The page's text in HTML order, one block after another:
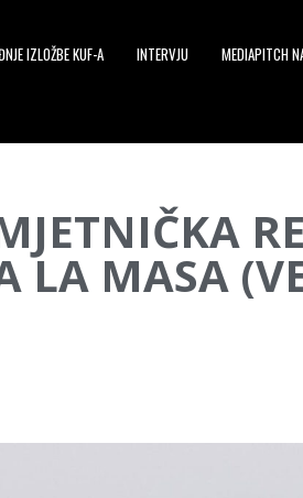
IZLOŽBE KUF-A INTERVJU MEDIAPITCH
LA MASA